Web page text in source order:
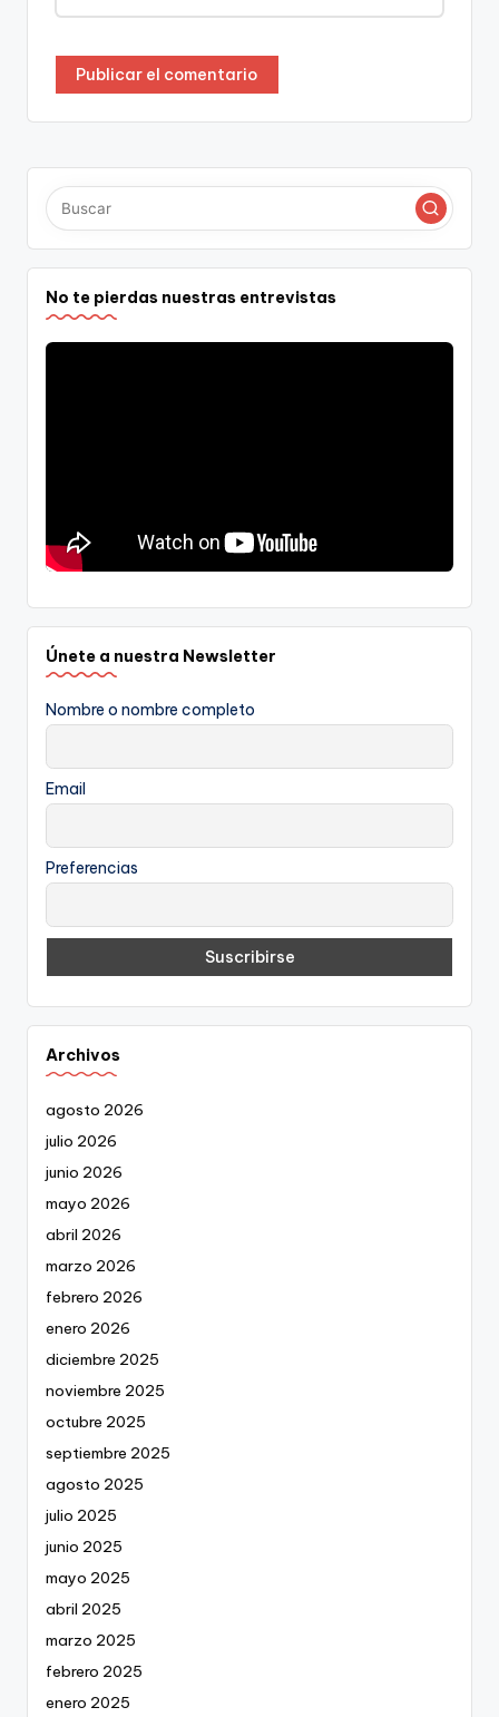
No te pierdas nuestras entrevistas
Únete a nuestra Newsletter
Nombre o nombre completo
Email
Preferencias
Archivos
agosto 2026
julio 2026
junio 2026
mayo 2026
abril 2026
marzo 2026
febrero 2026
enero 2026
diciembre 2025
noviembre 2025
octubre 2025
septiembre 2025
agosto 2025
julio 2025
junio 2025
mayo 2025
abril 2025
marzo 2025
febrero 2025
enero 2025